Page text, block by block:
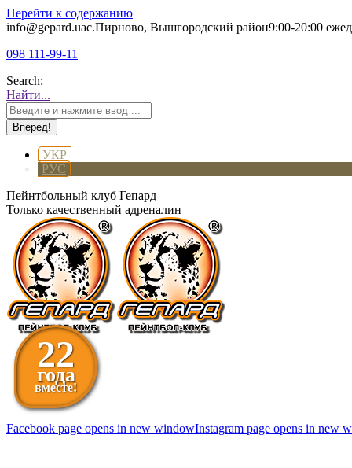
Перейти к содержанию
info@gepard.uaс.Пирново, Вышгородский район9:00-20:00
098 111-99-11
Search:
Найти...
УКР
РУС
Пейнтбольный клуб Гепард
Только качественный адреналин
22
года
вместе!
Facebook page opens in new windowInstagram page opens in new